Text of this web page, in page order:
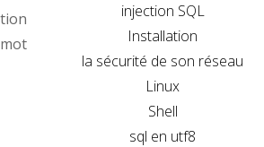
injection SQL
Installation
la sécurité de son réseau
Linux
Shell
sql en utf8